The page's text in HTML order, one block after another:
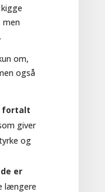
men
om,
også
fortalt
giver
og
er
længere